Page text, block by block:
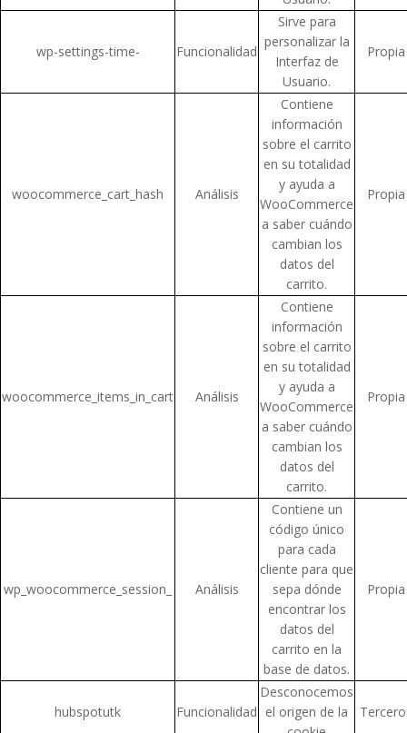
wp-settings-time- Funcionalidad
Sirve para
personalizar la
Interfaz de
Usuario.
Propia
woocommerce_cart_hash Análisis
Contiene
información
sobre el carrito
en su totalidad
y ayuda a
WooCommerce
a saber cuándo
cambian los
datos del
carrito.
Propia
woocommerce_items_in_cart Análisis
Contiene
información
sobre el carrito
en su totalidad
y ayuda a
WooCommerce
a saber cuándo
cambian los
datos del
carrito.
Propia
wp_woocommerce_session_ Análisis
Contiene un
código único
para cada
cliente para que
sepa dónde
encontrar los
datos del
carrito en la
base de datos.
Propia
hubspotutk Funcionalidad
Desconocemos
el origen de la